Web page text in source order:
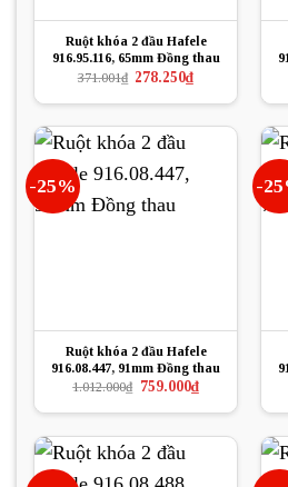
Ruột khóa 2 đầu Hafele
916.95.116, 65mm Đồng thau
371.001₫ Giá
là:
278.250₫Giá
hiện
tại
278.250₫.
-25%
Ruột khóa 2 đầu Hafele
916.08.447, 91mm Đồng thau
1.012.000₫ Giá
là:
759.000₫Giá
hiện
tại
759.000₫.
-